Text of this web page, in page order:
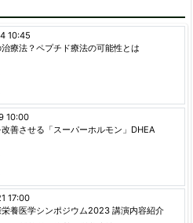
療法？ペプチド療法の可能性とは
10:45
善させる「スーパーホルモン」DHEA
10:00
栄養医学シンポジウム2023 講演内容紹介
17:00